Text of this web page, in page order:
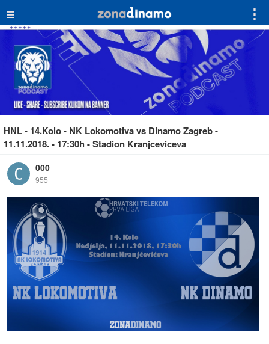
≡ ⋮
HNL - 14.Kolo - NK Lokomotiva vs Dinamo Zagreb -
11.11.2018. - 17:30h - Stadion Kranjceviceva
000
955